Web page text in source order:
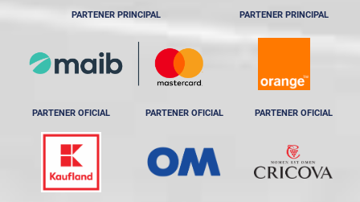
PARTENER PRINCIPAL PARTENER PRINCIPAL
PARTENER OFICIAL PARTENER OFICIAL PARTENER OFICIAL